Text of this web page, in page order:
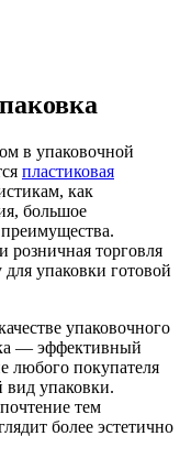
в упаковочной
пластиковая
как
большое
торговля
упаковки готовой
упаковочного
— эффективный
любого покупателя
вид упаковки.
тем
более эстетично